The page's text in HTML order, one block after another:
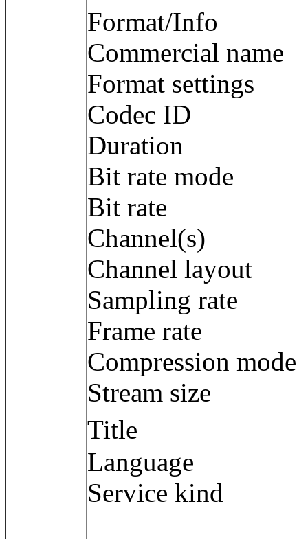
Format/Info :
Commercial
Format
Codec ID :
Duration :
Bit rate mode
Bit rate : 1
Channel(s) :
Channel layout
Sampling
Frame rate :
Compression
Stream size :
Title : 英
Language
Service kind :